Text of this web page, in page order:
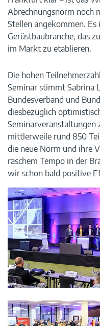
Abrechnungsnorm noch
Stellen angekommen.
Gerüstbaubranche, das
im Markt zu etablieren.
Die hohen
Seminar stimmt Sabrina
Bundesverband und
diesbezüglich
Seminarveranstaltungen
mittlerweile rund 850
die neue Norm und ihre
raschem Tempo in der
wir schon bald positive